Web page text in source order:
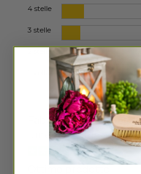
4 stelle
3 stelle
2 stelle
Fabiana Ossoli
lunedì 22 giugno 2026